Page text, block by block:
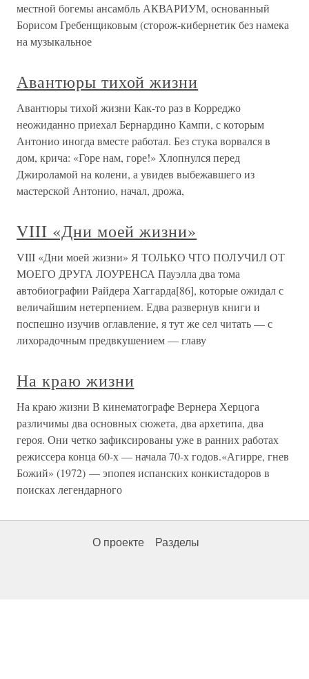
местной богемы ансамбль АКВАРИУМ, основанный
Борисом Гребенщиковым (сторож-кибернетик без намека
на музыкальное
Авантюры тихой жизни
Авантюры тихой жизни Как-то раз в Корреджо
неожиданно приехал Бернардино Кампи, с которым
Антонио иногда вместе работал. Без стука ворвался в
дом, крича: «Горе нам, горе!» Хлопнулся перед
Джироламой на колени, а увидев выбежавшего из
мастерской Антонио, начал, дрожа,
VIII «Дни моей жизни»
VIII «Дни моей жизни» Я ТОЛЬКО ЧТО ПОЛУЧИЛ ОТ
МОЕГО ДРУГА ЛОУРЕНСА Пауэлла два тома
автобиографии Райдера Хаггарда[86], которые ожидал с
величайшим нетерпением. Едва развернув книги и
поспешно изучив оглавление, я тут же сел читать — с
лихорадочным предвкушением — главу
На краю жизни
На краю жизни В кинематографе Вернера Херцога
различимы два основных сюжета, два архетипа, два
героя. Они четко зафиксированы уже в ранних работах
режиссера конца 60-х — начала 70-х годов.«Агирре, гнев
Божий» (1972) — эпопея испанских конкистадоров в
поисках легендарного
О проекте Разделы